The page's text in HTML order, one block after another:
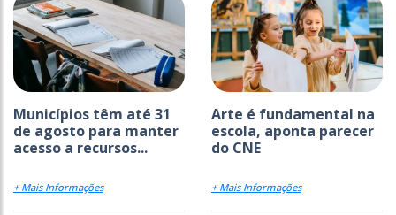
Municípios têm até 31
de agosto para manter
acesso a recursos...
+ Mais Informações
Arte é fundamental na
escola, aponta parecer
do CNE
+ Mais Informações